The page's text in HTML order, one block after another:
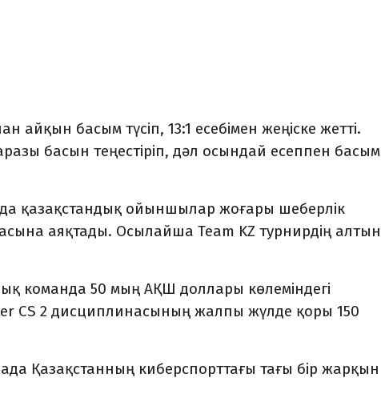
айқын басым түсіп, 13:1 есебімен жеңіске жетті.
басын теңестіріп, дәл осындай есеппен басым
қазақстандық ойыншылар жоғары шеберлік
аяқтады. Осылайша Team KZ турнирдің алтын
команда 50 мың АҚШ доллары көлеміндегі
CS 2 дисциплинасының жалпы жүлде қоры 150
Қазақстанның киберспорттағы тағы бір жарқын